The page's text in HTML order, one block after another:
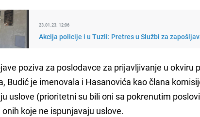
23.01.23. 12:06
Akcija policije i u Tuzli: Pretres u Službi za
poziva za poslodavce za prijavljivanje u
Budić je imenovala i Hasanovića kao člana
uslove (prioritetni su bili oni sa pokrenutim
onih koje ne ispunjavaju uslove.